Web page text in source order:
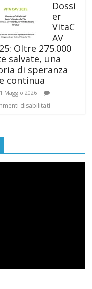
Dossi
er
VitaC
AV
Oltre 275.000
salvate, una
di speranza
continua
Maggio 2026
disabilitati